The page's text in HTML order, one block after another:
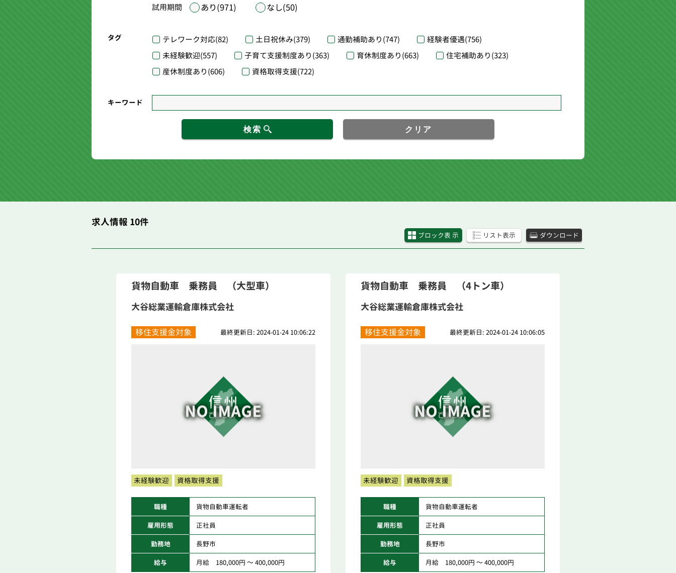
試用期間 あり(971) なし(50)
タグ テレワーク対応(82) 土日祝休み(379) 通勤補助あり(747) 経験者優遇(756)
未経験歓迎(557) 子育て支援制度あり(363) 育休制度あり(663) 住宅補助あり(323)
産休制度あり(606) 資格取得支援(722)
キーワード
検索 クリア
求人情報 10件
ブロック表 示 リスト表示 ダウンロード
貨物自動車 乗務員 （大型車）
大谷総業運輸倉庫株式会社
移住支援金対象 最終更新日: 2024-01-24 10:06:22
未経験歓迎 資格取得支援
職種 貨物自動車運転者
雇用形態 正社員
勤務地 長野市
給与 月給 180,000円 ～ 400,000円
貨物自動車 乗務員 （4トン車）
大谷総業運輸倉庫株式会社
移住支援金対象 最終更新日: 2024-01-24 10:06:05
未経験歓迎 資格取得支援
職種 貨物自動車運転者
雇用形態 正社員
勤務地 長野市
給与 月給 180,000円 ～ 400,000円